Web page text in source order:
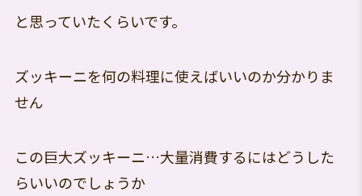
と思っていたくらいです。
ズッキーニを何の料理に使えばいいのか分かりま
せん
この巨大ズッキーニ…大量消費するにはどうした
らいいのでしょうか